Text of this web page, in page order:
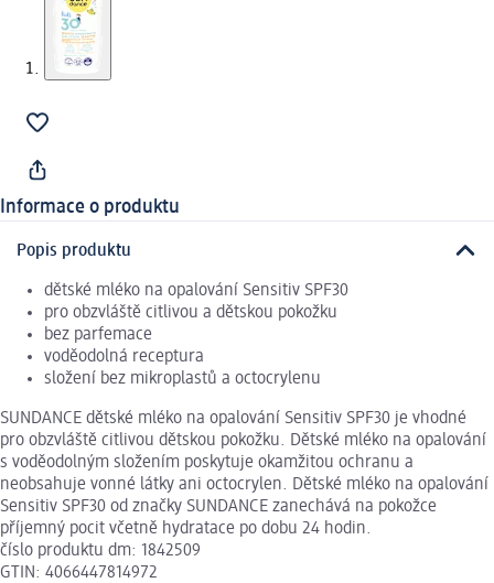
Informace o produktu
Popis produktu
dětské mléko na opalování Sensitiv SPF30
pro obzvláště citlivou a dětskou pokožku
bez parfemace
voděodolná receptura
složení bez mikroplastů a octocrylenu
SUNDANCE dětské mléko na opalování Sensitiv SPF30 je vhodné
pro obzvláště citlivou dětskou pokožku. Dětské mléko na opalování
s voděodolným složením poskytuje okamžitou ochranu a
neobsahuje vonné látky ani octocrylen. Dětské mléko na opalování
Sensitiv SPF30 od značky SUNDANCE zanechává na pokožce
příjemný pocit včetně hydratace po dobu 24 hodin.
číslo produktu dm: 1842509
GTIN: 4066447814972